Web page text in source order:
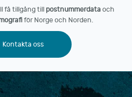
få tillgång till postnummerdataoch
för Norge och Norden.
Kontakta oss